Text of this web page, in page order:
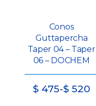
Conos
Guttapercha
Taper 04 – Taper
06 – DOCHEM
$ 475-$ 520
Rango